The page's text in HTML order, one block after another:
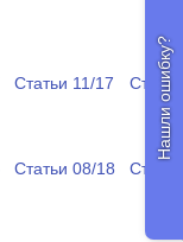
Статьи 11/17
Статьи 08/18
Нашли ошибку?